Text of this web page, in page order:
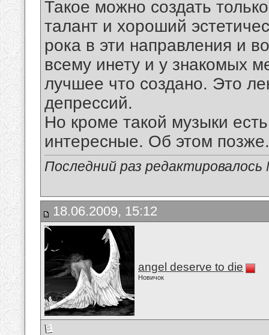
Такое можно создать
талант и хороший
рока в эти направления и
всему инету и у знакомых
лучшее что создано. Это
депрессий.
Но кроме такой музыки
интересные. Об этом позже.
Последний раз редактировалось
18.06.2009, 15:12
angel deserve to die
Новичок